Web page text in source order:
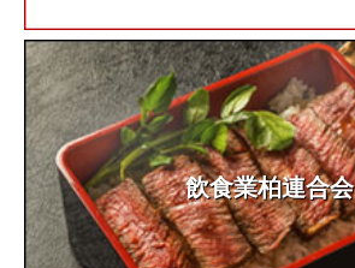
飲食業柏連合会